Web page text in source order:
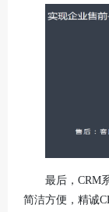
最后，CRM
简洁方便，精诚